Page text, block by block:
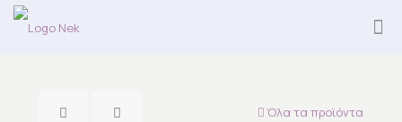
Όλα τα προϊόντα